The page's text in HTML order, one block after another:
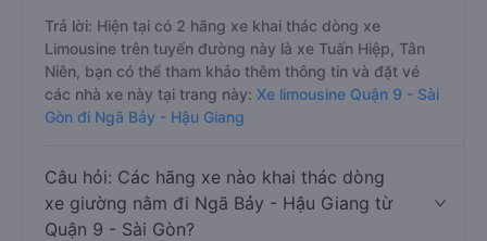
Trả lời: Hiện tại có 2 hãng xe khai thác dòng xe
Limousine trên tuyến đường này là xe Tuấn Hiệp, Tân
Niên, bạn có thể tham khảo thêm thông tin và đặt vé
các nhà xe này tại trang này: Xe limousine Quận 9 - Sài
Gòn đi Ngã Bảy - Hậu Giang
Câu hỏi: Các hãng xe nào khai thác dòng
xe giường nằm đi Ngã Bảy - Hậu Giang từ
Quận 9 - Sài Gòn?